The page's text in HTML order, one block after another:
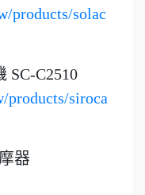
products/solac
SC-C2510
products/siroca
器